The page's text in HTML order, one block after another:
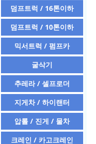
덤프트럭 / 16톤이하
덤프트럭 / 10톤이하
믹서트럭 / 펌프카
굴삭기
추레라 / 셀프로더
지게차 / 하이랜터
압롤 / 진게 / 물차
크레인 / 카고크레인